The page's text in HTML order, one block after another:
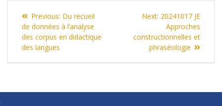
Navigation
de
l’article
Previous: Previous
post:
Du recueil
de données à l’analyse
des corpus en didactique
des langues
Next: Next
post:
20241017 JE
Approches
constructionnelles et
phraséologie